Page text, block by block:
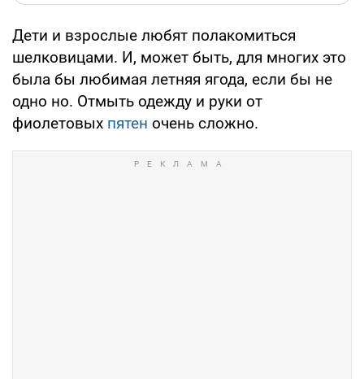
Дети и взрослые любят полакомиться
шелковицами. И, может быть, для многих это
была бы любимая летняя ягода, если бы не
одно но. Отмыть одежду и руки от
фиолетовых пятен очень сложно.